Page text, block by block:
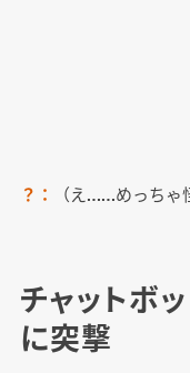
？： （え……めっちゃ
チャットボ
に突撃